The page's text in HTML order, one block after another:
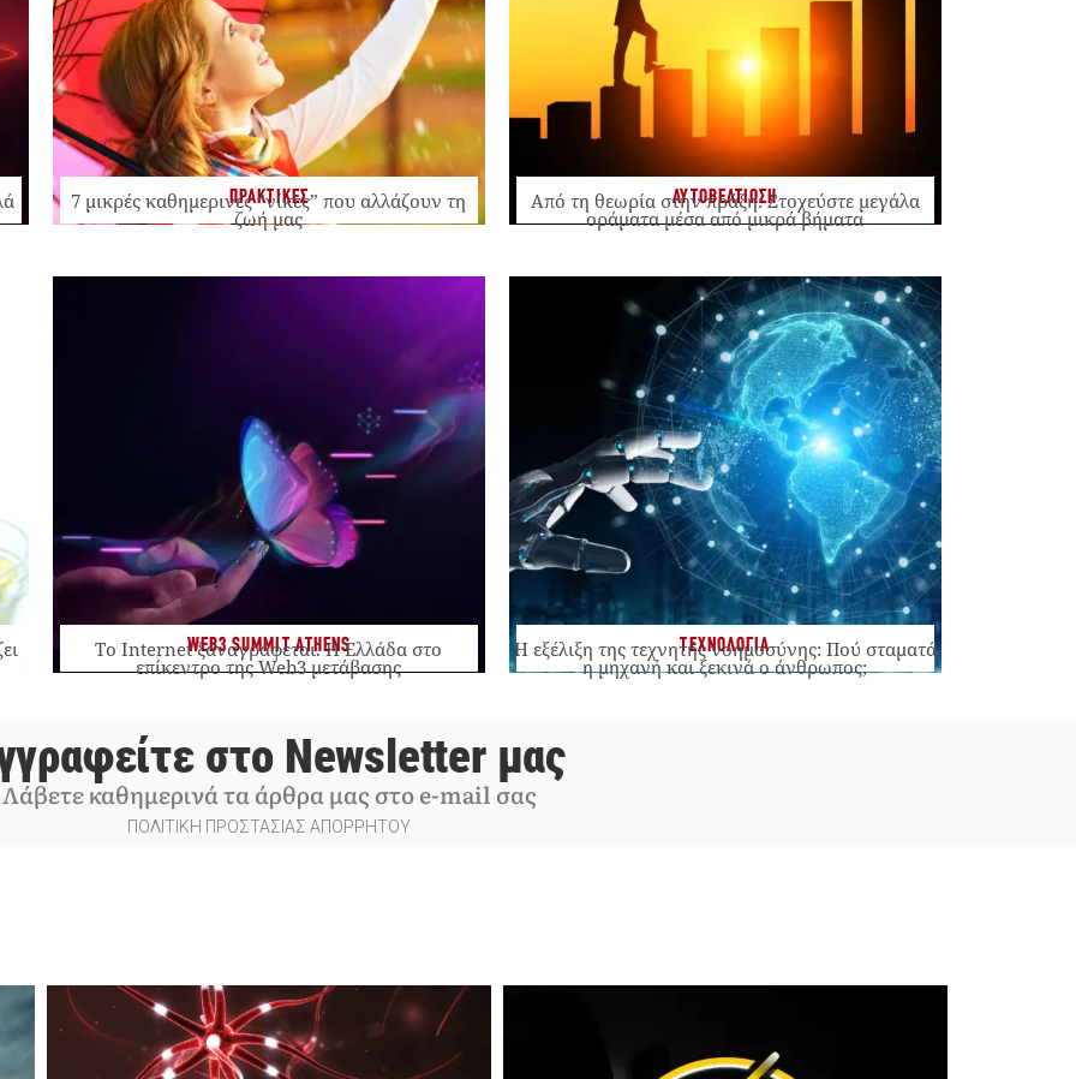
ΠΡΑΚΤΙΚΕΣ
7 μικρές καθημερινές “νίκες” που αλλάζουν τη
ζωή μας
ΑΥΤΟΒΕΛΤΙΩΣΗ
Από τη θεωρία στην πράξη: Στοχεύστε μεγάλα
οράματα μέσα από μικρά βήματα
WEB3 SUMMIT ATHENS
Το Internet ξαναγράφεται. Η Ελλάδα στο
επίκεντρο της Web3 μετάβασης
ΤΕΧΝΟΛΟΓΙΑ
Η εξέλιξη της τεχνητής νοημοσύνης: Πού σταματά
η μηχανή και ξεκινά ο άνθρωπος;
στο Newsletter μας
Λάβετε καθημερινά τα άρθρα μας στο e-mail σας
ΠΟΛΙΤΙΚΗ ΠΡΟΣΤΑΣΙΑΣ ΑΠΟΡΡΗΤΟΥ